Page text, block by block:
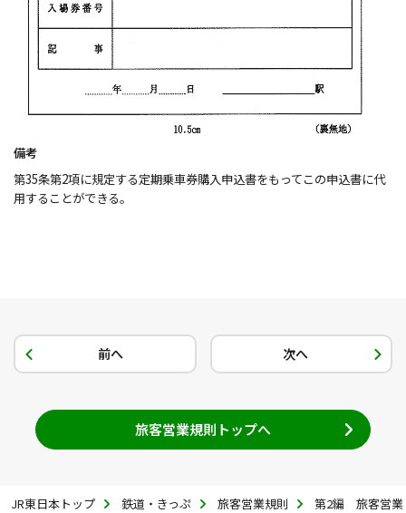
備考
第35条第2項に規定する定期乗車券購入申込書をもってこの申込書に代
用することができる。
前へ 次へ
旅客営業規則トップへ
JR東日本トップ 鉄道・きっぷ 旅客営業規則 第2編 旅客営